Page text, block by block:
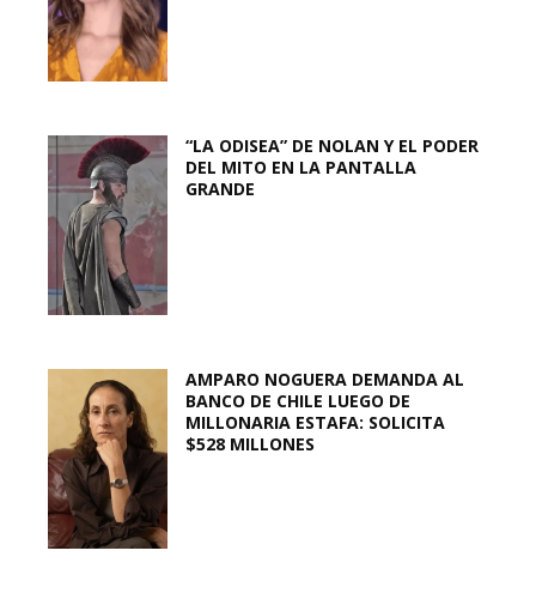
“LA ODISEA” DE NOLAN Y EL PODER
DEL MITO EN LA PANTALLA
GRANDE
AMPARO NOGUERA DEMANDA AL
BANCO DE CHILE LUEGO DE
MILLONARIA ESTAFA: SOLICITA
$528 MILLONES